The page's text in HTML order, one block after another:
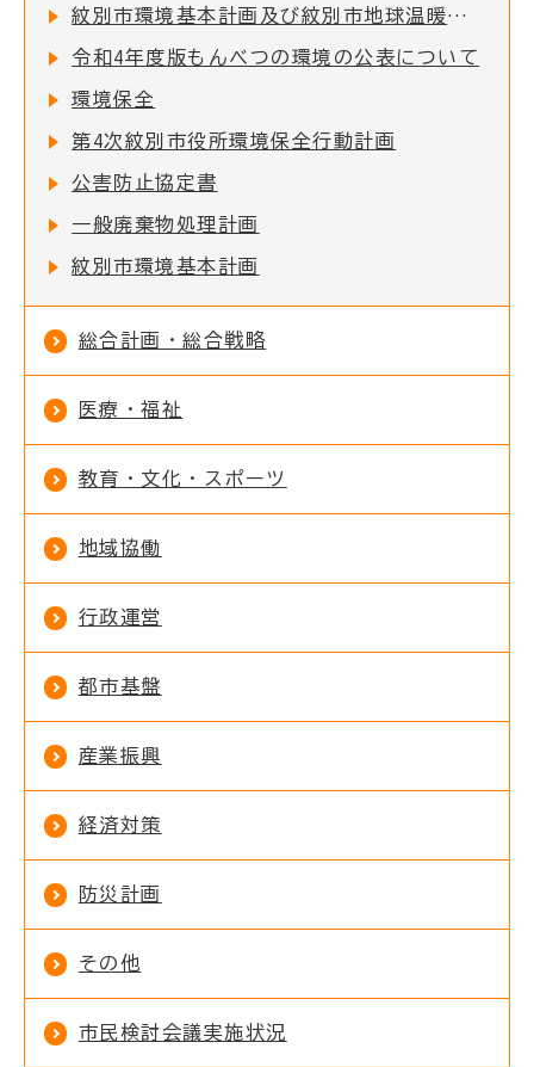
紋別市環境基本計画及び紋別市地球温暖化対策実行計画
令和4年度版もんべつの環境の公表について
環境保全
第4次紋別市役所環境保全行動計画
公害防止協定書
一般廃棄物処理計画
紋別市環境基本計画
総合計画・総合戦略
医療・福祉
教育・文化・スポーツ
地域協働
行政運営
都市基盤
産業振興
経済対策
防災計画
その他
市民検討会議実施状況